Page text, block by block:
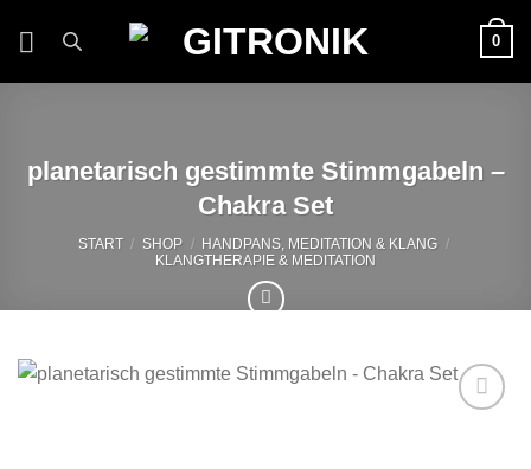
0
planetarisch gestimmte Stimmgabeln –
Chakra Set
START / SHOP / HANDPANS, MEDITATION & KLANG /
KLANGTHERAPIE & MEDITATION